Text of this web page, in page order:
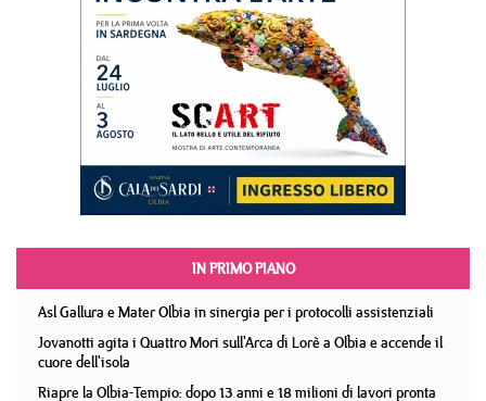
IN PRIMO PIANO
Asl Gallura e Mater Olbia in sinergia per i protocolli assistenziali
Jovanotti agita i Quattro Mori sull'Arca di Lorè a Olbia e accende il
cuore dell'isola
Riapre la Olbia-Tempio: dopo 13 anni e 18 milioni di lavori pronta